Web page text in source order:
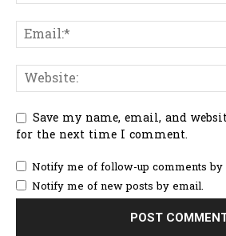
Save my name, email, and
for the next time I comment.
Notify me of follow-up comments by
Notify me of new posts by email.